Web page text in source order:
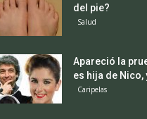
del pie?
Salud
Apareció la
es hija de Nico,
Caripelas